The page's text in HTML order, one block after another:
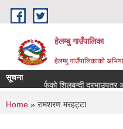
Skip to main content
हेलम्बु गाउँपालिका
हेलम्बु गाउँपालिकाको
सूचना
आय तर्फको शिलबन्दी दरभाउपत्र
You are here
Home » रामशरण मरहट्टा